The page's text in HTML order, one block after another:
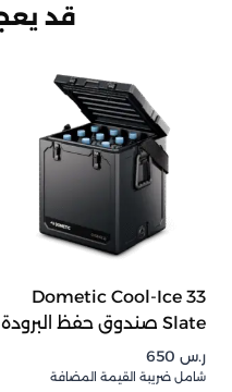
قد
Dometic Cool-Ice 33
Slate صندوق حفظ البرودة
ر.س
شامل ضريبة القيمة المضافة